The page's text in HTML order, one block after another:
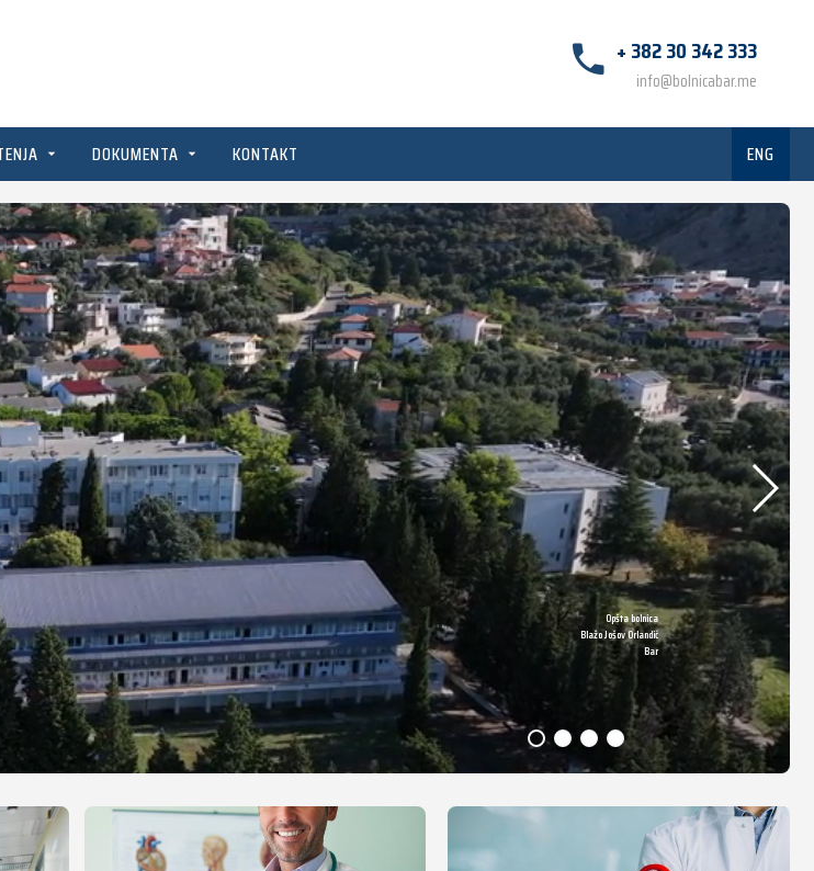
+ 382 30 342 333
info@bolnicabar.me
DOKUMENTA KONTAKT ENG
Opšta bolnica
Blažo Jošov Orlandić
Bar
DETALJNIJE DETALJNIJE